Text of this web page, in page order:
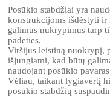
Posūkio stabdžiai yra
konstrukcijoms išdėstyti
galimus nukrypimus tarp
padėties.
Viršijus leistiną nuokrypį,
išjungiami, kad būtų
naudojant posūkio
Vėliau, taikant lygiavertį
posūkio stabdžių